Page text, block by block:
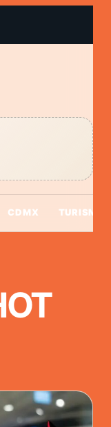
CDMX TURISMO